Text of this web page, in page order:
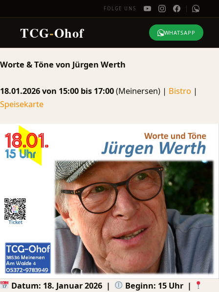
FOLGE UNS
TCG-Ohof WHATSAPP
Inhalt
Worte & Töne von Jürgen Werth
18.01.2026 von 15:00 bis 17:00(Meinersen) | Bistro |
Speisekarte
Datum: 18. Januar 2026 |
Beginn: 15 Uhr |